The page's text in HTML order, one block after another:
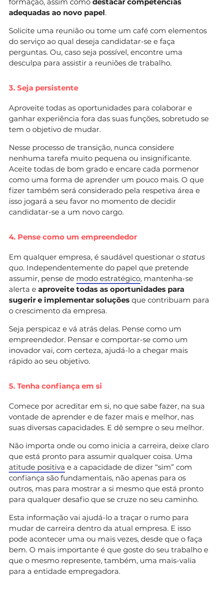
adequadas ao novo papel.
Solicite uma reunião ou tome um café com elementos
do serviço ao qual deseja candidatar-se e faça
perguntas. Ou, caso seja possível, encontre uma
desculpa para assistir a reuniões de trabalho.
3. Seja persistente
Aproveite todas as oportunidades para colaborar e
ganhar experiência fora das suas funções, sobretudo se
tem o objetivo de mudar.
Nesse processo de transição, nunca considere
nenhuma tarefa muito pequena ou insignificante.
Aceite todas de bom grado e encare cada pormenor
como uma forma de aprender um pouco mais. O que
fizer também será considerado pela respetiva área e
isso jogará a seu favor no momento de decidir
candidatar-se a um novo cargo.
4. Pense como um empreendedor
Em qualquer empresa, é saudável questionar o status
quo. Independentemente do papel que pretende
assumir, pense de modo estratégico, mantenha-se
alerta e aproveite todas as oportunidades para
sugerir e implementar soluções que contribuam para
o crescimento da empresa.
Seja perspicaz e vá atrás delas. Pense como um
empreendedor. Pensar e comportar-se como um
inovador vai, com certeza, ajudá-lo a chegar mais
rápido ao seu objetivo.
5. Tenha confiança em si
Comece por acreditar em si, no que sabe fazer, na sua
vontade de aprender e de fazer mais e melhor, nas
suas diversas capacidades. E dê sempre o seu melhor.
Não importa onde ou como inicia a carreira, deixe claro
que está pronto para assumir qualquer coisa. Uma
atitude positiva e a capacidade de dizer “sim” com
confiança são fundamentais, não apenas para os
outros, mas para mostrar a si mesmo que está pronto
para qualquer desafio que se cruze no seu caminho.
Esta informação vai ajudá-lo a traçar o rumo para
mudar de carreira dentro da atual empresa. E isso
pode acontecer uma ou mais vezes, desde que o faça
bem. O mais importante é que goste do seu trabalho e
que o mesmo represente, também, uma mais-valia
para a entidade empregadora.